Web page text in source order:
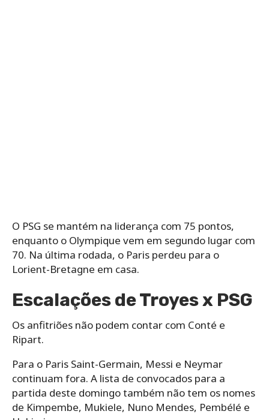
O PSG se mantém na liderança com 75 pontos,
enquanto o Olympique vem em segundo lugar com
70. Na última rodada, o Paris perdeu para o
Lorient-Bretagne em casa.
Escalações de Troyes x PSG
Os anfitriões não podem contar com Conté e
Ripart.
Para o Paris Saint-Germain, Messi e Neymar
continuam fora. A lista de convocados para a
partida deste domingo também não tem os nomes
de Kimpembe, Mukiele, Nuno Mendes, Pembélé e